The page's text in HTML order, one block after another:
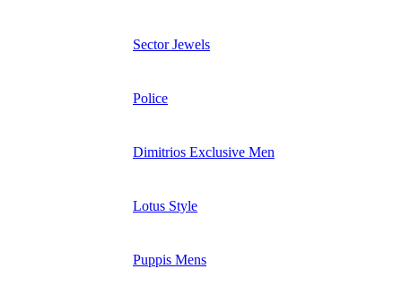
Sector Jewels
Police
Dimitrios Exclusive Men
Lotus Style
Puppis Mens